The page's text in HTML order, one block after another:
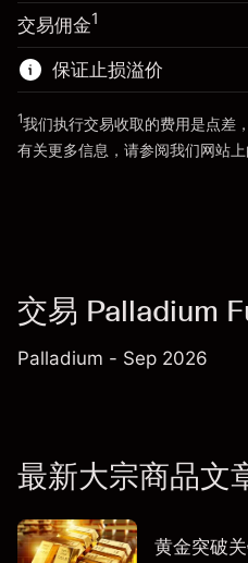
来自杠杆的资金 - 美元（
前往平台
使用杠杆的交易规模（大
来自杠杆的资金 - 美元（
前往平台
交易佣金1
保证止损溢价
1我们执行交易收取的费用是点差
有关更多信息，请参阅我们网站上
交易 Palladium
Palladium - Sep 2026
最新大宗商品文
黄金突破